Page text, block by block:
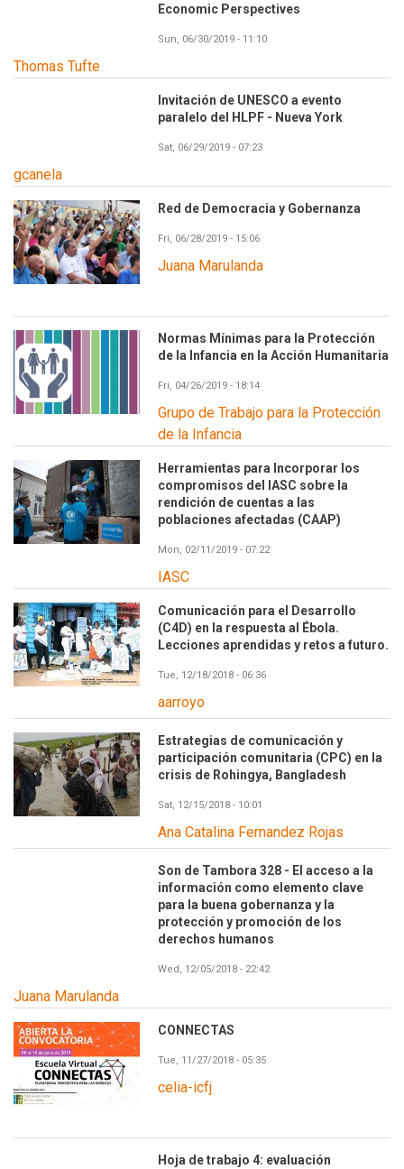
Economic Perspectives
Sun, 06/30/2019 - 11:10
Thomas Tufte
Invitación de UNESCO a evento
paralelo del HLPF - Nueva York
Sat, 06/29/2019 - 07:23
gcanela
Red de Democracia y Gobernanza
Fri, 06/28/2019 - 15:06
Juana Marulanda
Normas Mínimas para la Protección
de la Infancia en la Acción Humanitaria
Fri, 04/26/2019 - 18:14
Grupo de Trabajo para la Protección
de la Infancia
Herramientas para Incorporar los
compromisos del IASC sobre la
rendición de cuentas a las
poblaciones afectadas (CAAP)
Mon, 02/11/2019 - 07:22
IASC
Comunicación para el Desarrollo
(C4D) en la respuesta al Ébola.
Lecciones aprendidas y retos a futuro.
Tue, 12/18/2018 - 06:36
aarroyo
Estrategias de comunicación y
participación comunitaria (CPC) en la
crisis de Rohingya, Bangladesh
Sat, 12/15/2018 - 10:01
Ana Catalina Fernandez Rojas
Son de Tambora 328 - El acceso a la
información como elemento clave
para la buena gobernanza y la
protección y promoción de los
derechos humanos
Wed, 12/05/2018 - 22:42
Juana Marulanda
CONNECTAS
Tue, 11/27/2018 - 05:35
celia-icfj
Hoja de trabajo 4: evaluación